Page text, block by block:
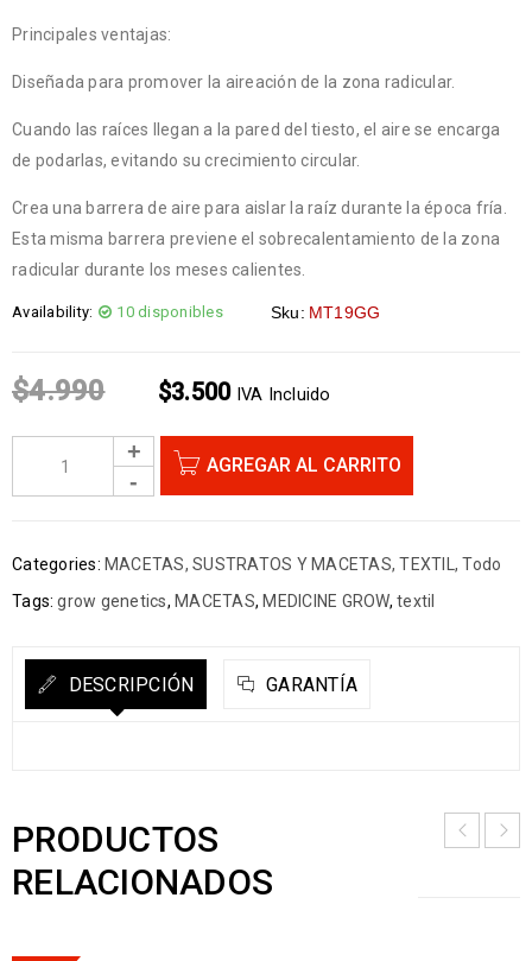
Principales ventajas:
Diseñada para promover la aireación de la zona radicular.
Cuando las raíces llegan a la pared del tiesto, el aire se encarga
de podarlas, evitando su crecimiento circular.
Crea una barrera de aire para aislar la raíz durante la época fría.
Esta misma barrera previene el sobrecalentamiento de la zona
radicular durante los meses calientes.
Availability: 10 disponibles Sku: MT19GG
$4.990 $3.500 IVA Incluido
AGREGAR AL CARRITO
Categories: MACETAS, SUSTRATOS Y MACETAS,TEXTIL ,Todo
Tags: grow genetics, MACETAS, MEDICINE GROW, textil
DESCRIPCIÓN GARANTÍA
PRODUCTOS
RELACIONADOS